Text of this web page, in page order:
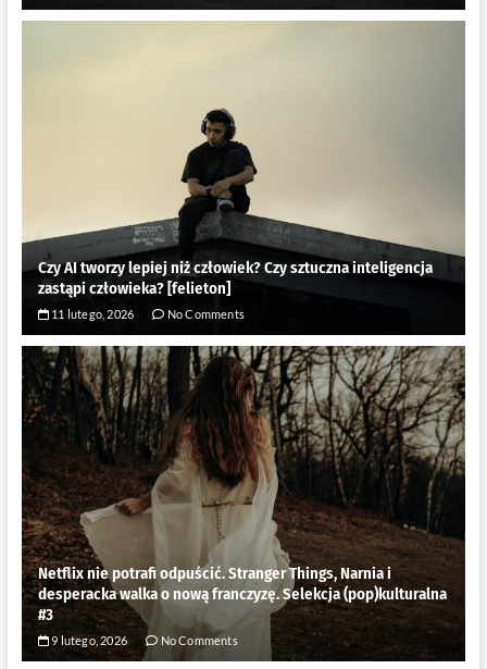
Czy AI tworzy lepiej niż człowiek? Czy sztuczna inteligencja
zastąpi człowieka? [felieton]
11 lutego, 2026 No Comments
Netflix nie potrafi odpuścić. Stranger Things, Narnia i
desperacka walka o nową franczyzę. Selekcja (pop)kulturalna
#3
9 lutego, 2026 No Comments